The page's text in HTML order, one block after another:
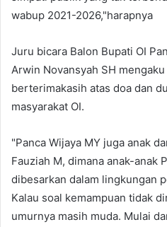
wabup 2021-2026,"harapnya
Juru bicara Balon Bupati OI
Arwin Novansyah SH
berterimakasih atas doa dan
masyarakat OI.
"Panca Wijaya MY juga anak
Fauziah M, dimana anak-anak
dibesarkan dalam lingkungan
Kalau soal kemampuan tidak
umurnya masih muda. Mulai